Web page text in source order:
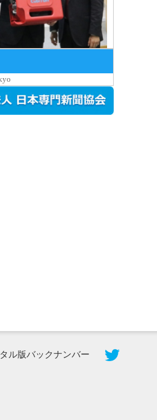
視察した松本文部科学
ル版バックナンバー